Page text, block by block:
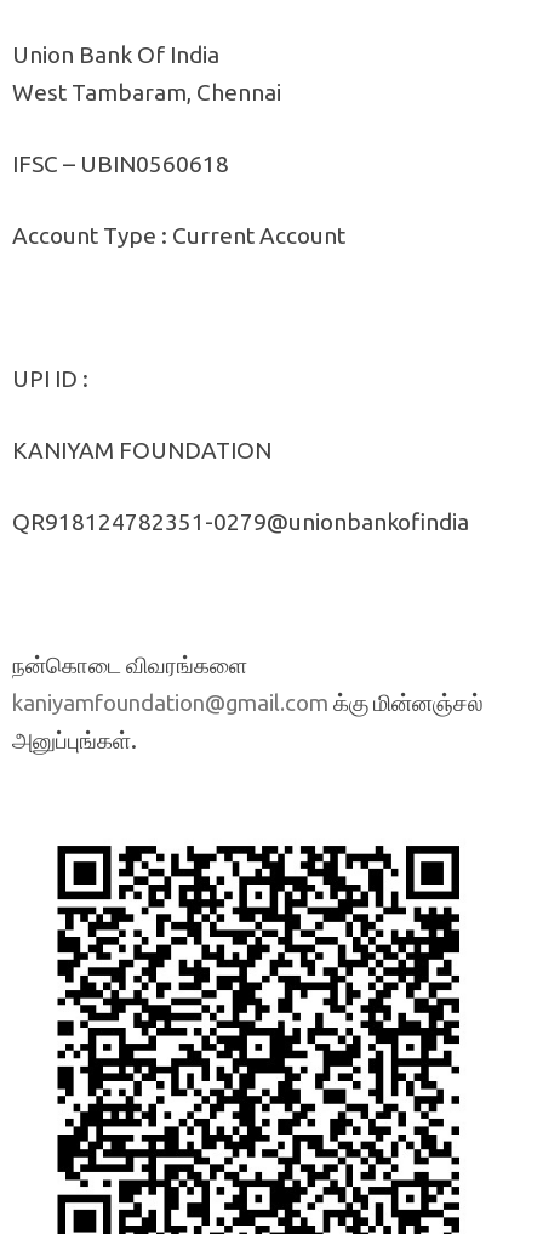
Union Bank Of India
West Tambaram, Chennai
IFSC – UBIN0560618
Account Type : Current Account
UPI ID :
KANIYAM FOUNDATION
QR918124782351-0279@unionbankofindia
நன்கொடை விவரங்களை
kaniyamfoundation@gmail.com க்கு மின்னஞ்சல்
அனுப்புங்கள்.